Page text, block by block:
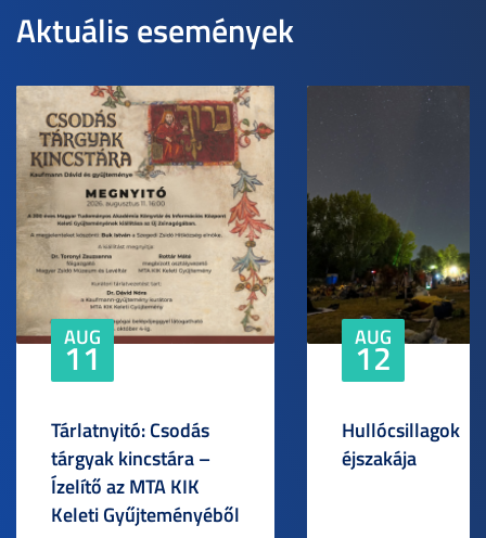
Aktuális események
AUG
11
Tárlatnyitó: Csodás
tárgyak kincstára –
Ízelítő az MTA KIK
Keleti Gyűjteményéből
AUG
12
Hullócsillagok
éjszakája